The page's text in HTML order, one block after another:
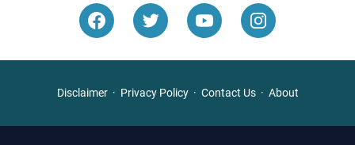
Disclaimer Privacy Policy Contact Us About